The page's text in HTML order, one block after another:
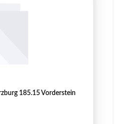
185.15 Vorderstein